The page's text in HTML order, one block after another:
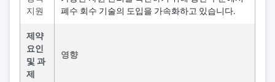
지원
폐수 회수 기술의 도입을 가속화하고 있습니다.
제약
요인
및 과
제
영향